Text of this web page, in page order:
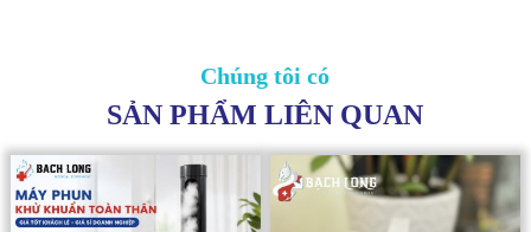
Chúng tôi có
SẢN PHẨM LIÊN QUAN